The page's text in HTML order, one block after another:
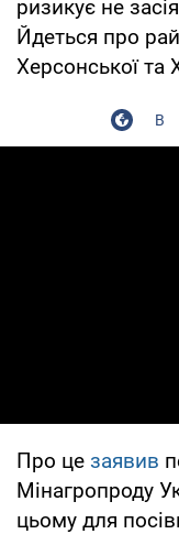
ризикує не
Йдеться про
Херсонської та
Про це заявив
Мінагропроду
цьому для